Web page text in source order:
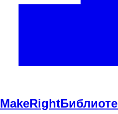
MakeRight